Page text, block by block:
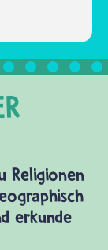
Religionen
erkunde